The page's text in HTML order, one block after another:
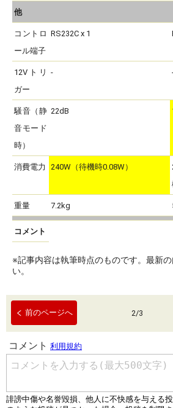
他
コントロ
ール端子
RS232C x 1
12Vトリ
ガー
-
騒音（静
音モード
時）
22dB
消費電力 240W（待機時0.08W）
重量 7.2kg
コメント
※記事内容は執筆時点のものです。最新
い。
前のページへ 2/3